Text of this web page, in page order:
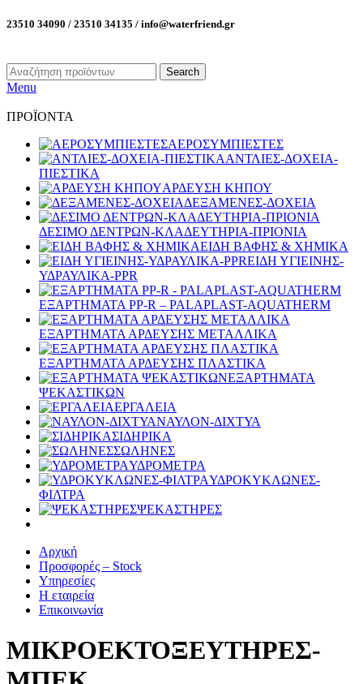
23510 34090 / 23510 34135 / info@waterfriend.gr
Search
Menu
ΠΡΟΪΟΝΤΑ
ΑΕΡΟΣΥΜΠΙΕΣΤΕΣ
ΑΝΤΛΙΕΣ-ΔΟΧΕΙΑ-
ΠΙΕΣΤΙΚΑ
ΑΡΔΕΥΣΗ ΚΗΠΟΥ
ΔΕΞΑΜΕΝΕΣ-ΔΟΧΕΙΑ
ΔΕΣΙΜΟ ΔΕΝΤΡΩΝ-ΚΛΑΔΕΥΤΗΡΙΑ-ΠΡΙΟΝΙΑ
ΕΙΔΗ ΒΑΦΗΣ & ΧΗΜΙΚΑ
ΕΙΔΗ ΥΓΙΕΙΝΗΣ-
ΥΔΡΑΥΛΙΚΑ-PPR
ΕΞΑΡΤΗΜΑΤΑ PP-R – PALAPLAST-AQUATHERM
ΕΞΑΡΤΗΜΑΤΑ ΑΡΔΕΥΣΗΣ ΜΕΤΑΛΛΙΚΑ
ΕΞΑΡΤΗΜΑΤΑ ΑΡΔΕΥΣΗΣ ΠΛΑΣΤΙΚΑ
ΕΞΑΡΤΗΜΑΤΑ
ΨΕΚΑΣΤΙΚΩΝ
ΕΡΓΑΛΕΙΑ
ΝΑΥΛΟΝ-ΔΙΧΤΥΑ
ΣΙΔΗΡΙΚΑ
ΣΩΛΗΝΕΣ
ΥΔΡΟΜΕΤΡΑ
ΥΔΡΟΚΥΚΛΩΝΕΣ-
ΦΙΛΤΡΑ
ΨΕΚΑΣΤΗΡΕΣ
Αρχική
Προσφορές – Stock
Υπηρεσίες
Η εταιρεία
Επικοινωνία
ΜΙΚΡΟΕΚΤΟΞΕΥΤΗΡΕΣ-